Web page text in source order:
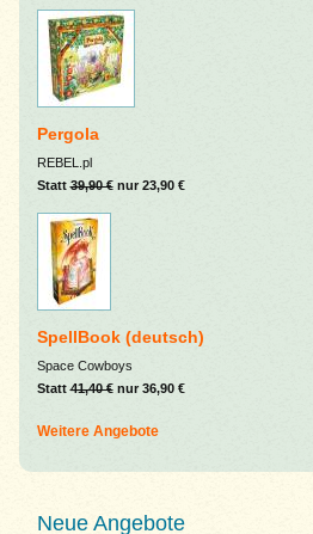
Pergola
REBEL.pl
Statt39,90 €nur 23,90 €
SpellBook (deutsch)
Space Cowboys
Statt41,40 €nur 36,90 €
Weitere Angebote
Neue Angebote